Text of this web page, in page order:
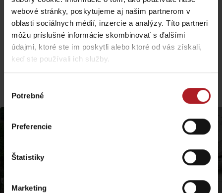
webové stránky, poskytujeme aj našim partnerom v
oblasti sociálnych médií, inzercie a analýzy. Títo partneri
môžu príslušné informácie skombinovať s ďalšími
údajmi, ktoré ste im poskytli alebo ktoré od vás získali,
keď ste používali ich služby.
súhlasu
Potrebné
Preferencie
Štatistiky
Marketing
20. Kostol sv. Petra z Alkantary
21. Dcérocirkev Iľanovo
22. Kostol sv. Jána Apoštola a Evanjelistu
23. Kaplnka sv. Jána Nepomuckého
24. Kaštieľ Vranovo